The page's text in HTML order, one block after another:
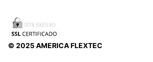
© 2025 AMERICA FLEXTEC